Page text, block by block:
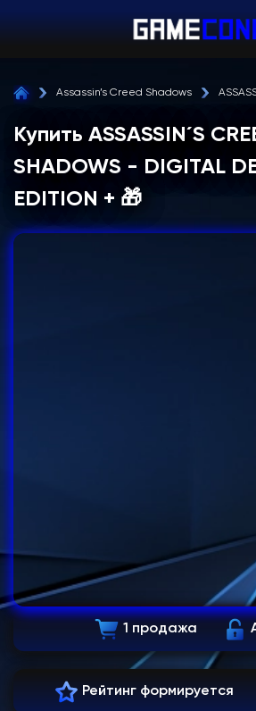
Assassin’s Creed Shadows
Купить ASSASSIN´S
SHADOWS - DIGITAL
EDITION + 🎁
1 продажа
Рейтинг формируется